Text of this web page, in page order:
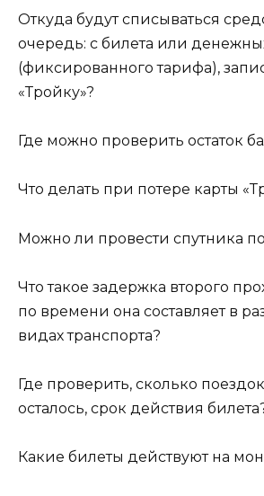
Откуда будут списываться
очередь: с билета или
(фиксированного тарифа),
«Тройку»?
Где можно проверить остаток
Что делать при потере карты
Можно ли провести спутника
Что такое задержка второго
по времени она составляет в
видах транспорта?
Где проверить, сколько
осталось, срок действия
Какие билеты действуют на